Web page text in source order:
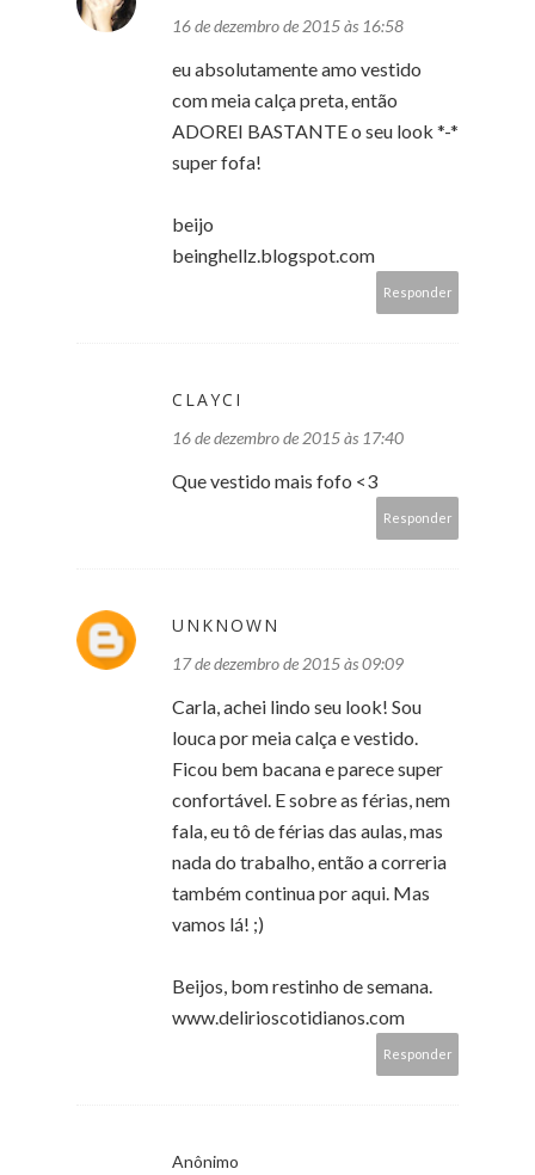
16 de dezembro de 2015 às 16:58
eu absolutamente amo vestido
com meia calça preta, então
ADOREI BASTANTE o seu look *-*
super fofa!
beijo
beinghellz.blogspot.com
Responder
CLAYCI
16 de dezembro de 2015 às 17:40
Que vestido mais fofo <3
Responder
UNKNOWN
17 de dezembro de 2015 às 09:09
Carla, achei lindo seu look! Sou
louca por meia calça e vestido.
Ficou bem bacana e parece super
confortável. E sobre as férias, nem
fala, eu tô de férias das aulas, mas
nada do trabalho, então a correria
também continua por aqui. Mas
vamos lá! ;)
Beijos, bom restinho de semana.
www.delirioscotidianos.com
Responder
Anônimo